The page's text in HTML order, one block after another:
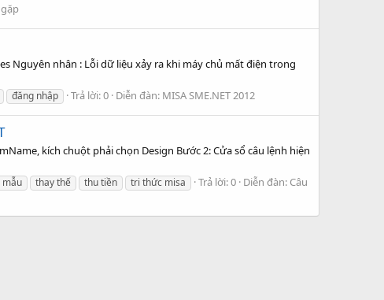
Nguyên nhân : Lỗi dữ liệu xảy ra khi máy chủ mất điện trong
đăng nhập Trả lời: 0 Diễn đàn: MISA SME.NET 2012
kích chuột phải chọn Design Bước 2: Cửa sổ câu lệnh hiện
mẫu thay thế thu tiền tri thức misa Trả lời: 0 Diễn đàn: Câu